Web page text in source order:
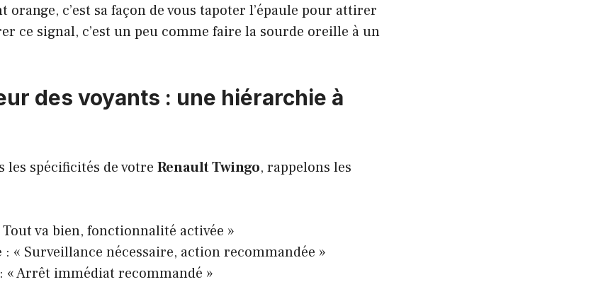
orange, c’est sa façon de vous tapoter l’épaule pour attirer
ce signal, c’est un peu comme faire la sourde oreille à un
des voyants : une hiérarchie à
les spécificités de votre Renault Twingo, rappelons les
Tout va bien, fonctionnalité activée »
: « Surveillance nécessaire, action recommandée »
: « Arrêt immédiat recommandé »